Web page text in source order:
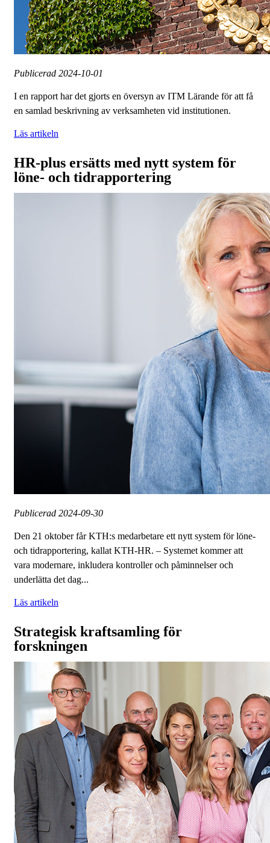
Publicerad 2024-10-01
I en rapport har det gjorts en översyn av ITM Lärande för att få
en samlad beskrivning av verksamheten vid institutionen.
Läs artikeln
HR-plus ersätts med nytt system för
löne- och tidrapportering
Publicerad 2024-09-30
Den 21 oktober får KTH:s medarbetare ett nytt system för löne-
och tidrapportering, kallat KTH-HR. – Systemet kommer att
vara modernare, inkludera kontroller och påminnelser och
underlätta det dag...
Läs artikeln
Strategisk kraftsamling för
forskningen